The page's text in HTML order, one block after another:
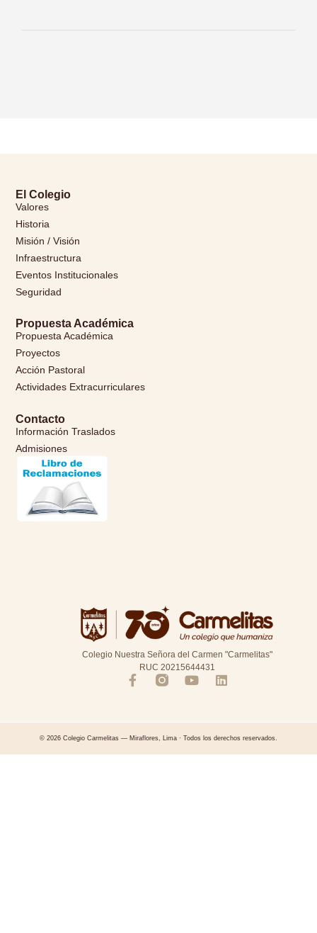
Colegio Nuestra Señora del Carmen "Carmelitas"
RUC 20215644431
El Colegio
Valores
Historia
Misión / Visión
Infraestructura
Eventos Institucionales
Seguridad
Propuesta Académica
Propuesta Académica
Proyectos
Acción Pastoral
Actividades Extracurriculares
Contacto
Información Traslados
Admisiones
© 2026 Colegio Carmelitas — Miraflores, Lima · Todos los derechos reservados.